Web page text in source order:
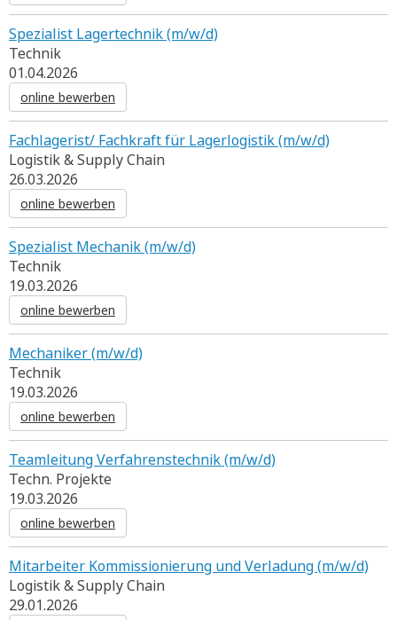
Spezialist Lagertechnik (m/w/d)
Technik
01.04.2026
online bewerben
Fachlagerist/ Fachkraft für Lagerlogistik (m/w/d)
Logistik & Supply Chain
26.03.2026
online bewerben
Spezialist Mechanik (m/w/d)
Technik
19.03.2026
online bewerben
Mechaniker (m/w/d)
Technik
19.03.2026
online bewerben
Teamleitung Verfahrenstechnik (m/w/d)
Techn. Projekte
19.03.2026
online bewerben
Mitarbeiter Kommissionierung und Verladung (m/w/d)
Logistik & Supply Chain
29.01.2026